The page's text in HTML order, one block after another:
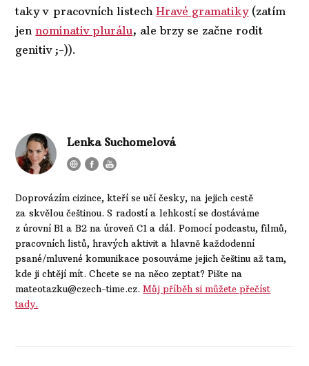
taky v pracovních listechHravé gramatiky(zatím
jen nominativ plurálu, ale brzy se začne rodit
genitiv ;-)).
Lenka Suchomelová
Doprovázím cizince, kteří se učí česky, na jejich cestě
za skvělou češtinou. S radostí a lehkostí se dostáváme
z úrovní B1 a B2 na úroveň C1 a dál. Pomocí podcastu, filmů,
pracovních listů, hravých aktivit a hlavně každodenní
psané/mluvené komunikace posouváme jejich češtinu až tam,
kde ji chtějí mít. Chcete se na něco zeptat? Pište na
mateotazku@czech-time.cz.Můj příběh si můžete přečíst
tady.